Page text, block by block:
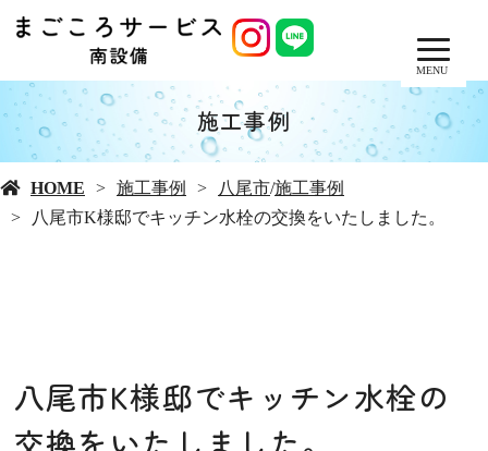
MENU
施工事例
HOME 施工事例 八尾市/施工事例
八尾市K様邸でキッチン水栓の交換をいたしました。
八尾市K様邸でキッチン水栓の
交換をいたしました。